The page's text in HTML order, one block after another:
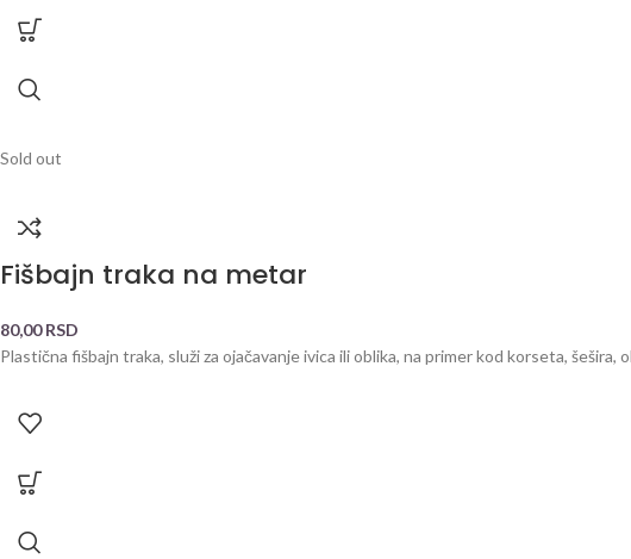
Sold out
Fišbajn traka na metar
80,00RSD
Plastična fišbajn traka, služi za ojačavanje ivica ili oblika, na primer kod korseta, šešira,